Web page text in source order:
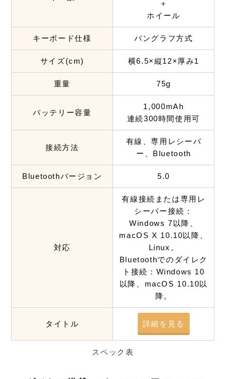
＋
ホイール
キーボード仕様 パングラフ方式
サイズ(cm) 横6.5×縦12×厚み1
重量 75g
バッテリー容量
1,000mAh
連続300時間使用可
接続方法
有線、専用レシーバ
ー、Bluetooth
Bluetoothバージョン 5.0
対応
有線接続または専用レ
シーバー接続：
Windows 7以降、
macOS X 10.10以降、
Linux。
Bluetoothでのダイレク
ト接続：Windows 10
以降、macOS 10.10以
降。
タイトル 詳細を見る
スペック表